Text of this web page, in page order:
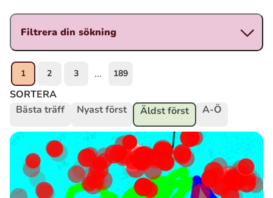
Davvisámegiella (Nordsamiska)
Bidumsámegiella (Pitesamiska)
Ubmejesámiengiälla (Umesamiska)
Kaale (Romska)
Arli (Romska)
Filtrera din sökning
1 2 3 ... 189
SORTERA
Bästa träff
Nyast först Äldst först A-Ö